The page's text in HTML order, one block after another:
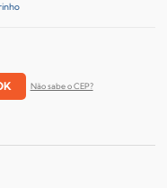
Não sabe o CEP?